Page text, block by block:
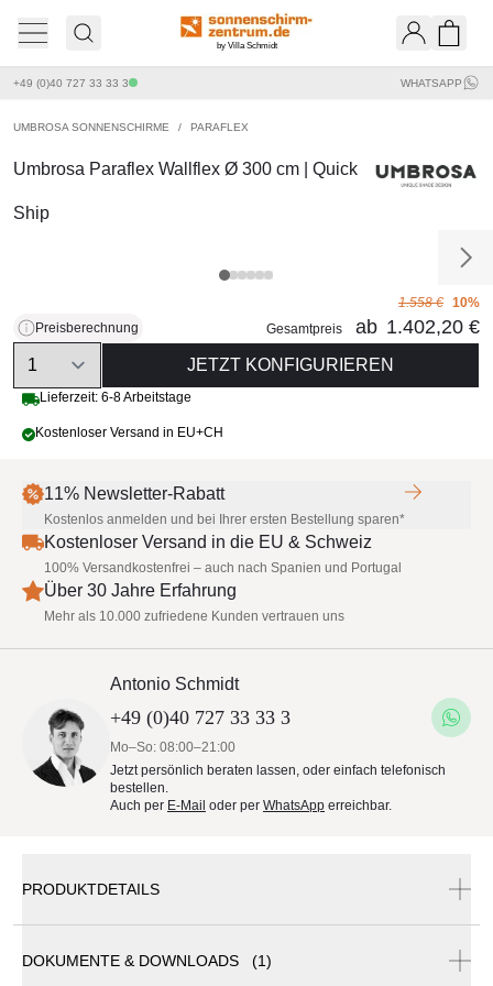
by Villa Schmidt
+49 (0)40 727 33 33 3 WHATSAPP
UMBROSA SONNENSCHIRME / PARAFLEX
Umbrosa Paraflex Wallflex Ø 300 cm | Quick
Ship
Preisberechnung
1.558 € 10%
Gesamtpreis
ab 1.402,20 €
Quantity
JETZT KONFIGURIEREN
Lieferzeit: 6-8 Arbeitstage
Kostenloser Versand in EU+CH
11% Newsletter-Rabatt
Kostenlos anmelden und bei Ihrer ersten Bestellung sparen*
Kostenloser Versand in die EU & Schweiz
100% Versandkostenfrei – auch nach Spanien und Portugal
Über 30 Jahre Erfahrung
Mehr als 10.000 zufriedene Kunden vertrauen uns
Antonio Schmidt
+49 (0)40 727 33 33 3
Mo–So: 08:00–21:00
Jetzt persönlich beraten lassen, oder einfach telefonisch
bestellen.
Auch per E-Mail oder per WhatsApp erreichbar.
PRODUKTDETAILS
DOKUMENTE & DOWNLOADS (1)